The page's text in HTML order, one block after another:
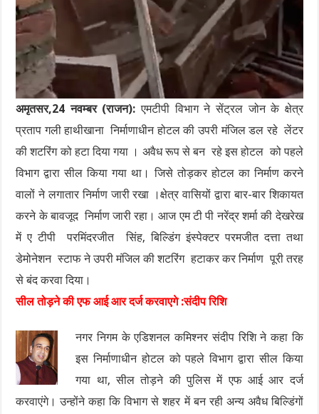
अमृतसर,24 नवम्बर (राजन): एमटीपी विभाग ने सेंट्रल जोन के क्षेत्र
प्रताप गली हाथीखाना निर्माणाधीन होटल की उपरी मंजिल डल रहे लेंटर
की शटरिंग को हटा दिया गया । अवैध रूप से बन रहे इस होटल को पहले
विभाग द्वारा सील किया गया था। जिसे तोड़कर होटल का निर्माण करने
वालों ने लगातार निर्माण जारी रखा ।क्षेत्र वासियों द्वारा बार-बार शिकायत
करने के बावजूद निर्माण जारी रहा। आज एम टी पी नरेंद्र शर्मा की देखरेख
में ए टीपी परमिंदरजीत सिंह, बिल्डिंग इंस्पेक्टर परमजीत दत्ता तथा
डेमोनेशन स्टाफ ने उपरी मंजिल की शटरिंग हटाकर कर निर्माण पूरी तरह
से बंद करवा दिया।
सील तोड़ने की एफ आई आर दर्ज करवाएगे :संदीप रिशि
नगर निगम के एडिशनल कमिश्नर संदीप रिशि ने कहा कि
इस निर्माणाधीन होटल को पहले विभाग द्वारा सील किया
गया था, सील तोड़ने की पुलिस में एफ आई आर दर्ज
करवाएंगे। उन्होंने कहा कि विभाग से शहर में बन रही अन्य अवैध बिल्डिंगों